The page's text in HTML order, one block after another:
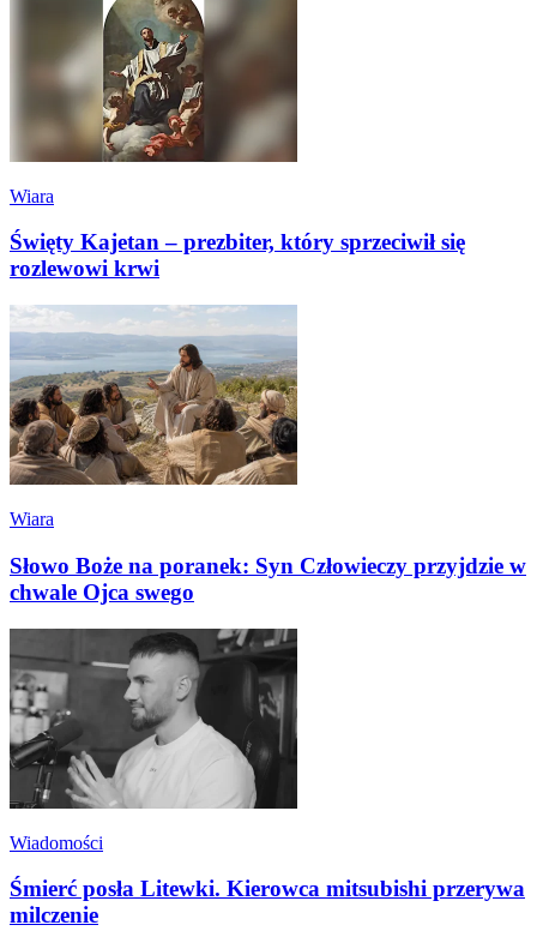
Wiara
Święty Kajetan – prezbiter, który sprzeciwił się
rozlewowi krwi
Wiara
Słowo Boże na poranek: Syn Człowieczy przyjdzie w
chwale Ojca swego
Wiadomości
Śmierć posła Litewki. Kierowca mitsubishi przerywa
milczenie